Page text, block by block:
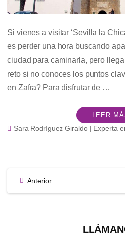
Si vienes a visitar ‘Sevilla la
es perder una hora buscando
ciudad para caminarla, pero
reto si no conoces los puntos
en Zafra? Para disfrutar de …
LEER
Sara Rodríguez Giraldo | Experta
Paginación
Anterior